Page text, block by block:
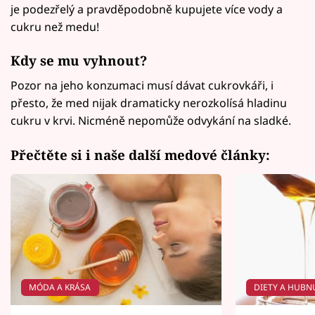
je podezřelý a pravděpodobně kupujete více vody a
cukru než medu!
Kdy se mu vyhnout?
Pozor na jeho konzumaci musí dávat cukrovkáři, i
přesto, že med nijak dramaticky nerozkolísá hladinu
cukru v krvi. Nicméně nepomůže odvykání na sladké.
Přečtěte si i naše další medové články:
MÓDA A KRÁSA DIETY A